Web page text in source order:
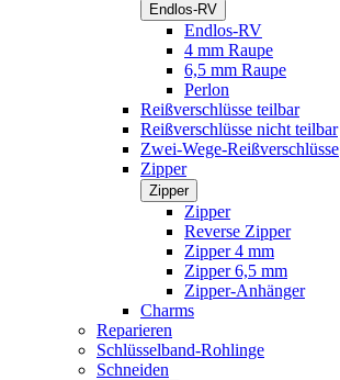
Endlos-RV
Endlos-RV
4 mm Raupe
6,5 mm Raupe
Perlon
Reißverschlüsse teilbar
Reißverschlüsse nicht teilbar
Zwei-Wege-Reißverschlüsse
Zipper
Zipper
Zipper
Reverse Zipper
Zipper 4 mm
Zipper 6,5 mm
Zipper-Anhänger
Charms
Reparieren
Schlüsselband-Rohlinge
Schneiden